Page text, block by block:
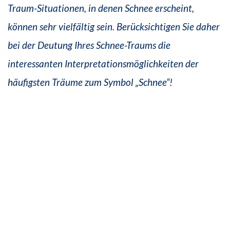
Traum-Situationen, in denen Schnee erscheint,
können sehr vielfältig sein. Berücksichtigen Sie daher
bei der Deutung Ihres Schnee-Traums die
interessanten Interpretationsmöglichkeiten der
häufigsten Träume zum Symbol „Schnee“!